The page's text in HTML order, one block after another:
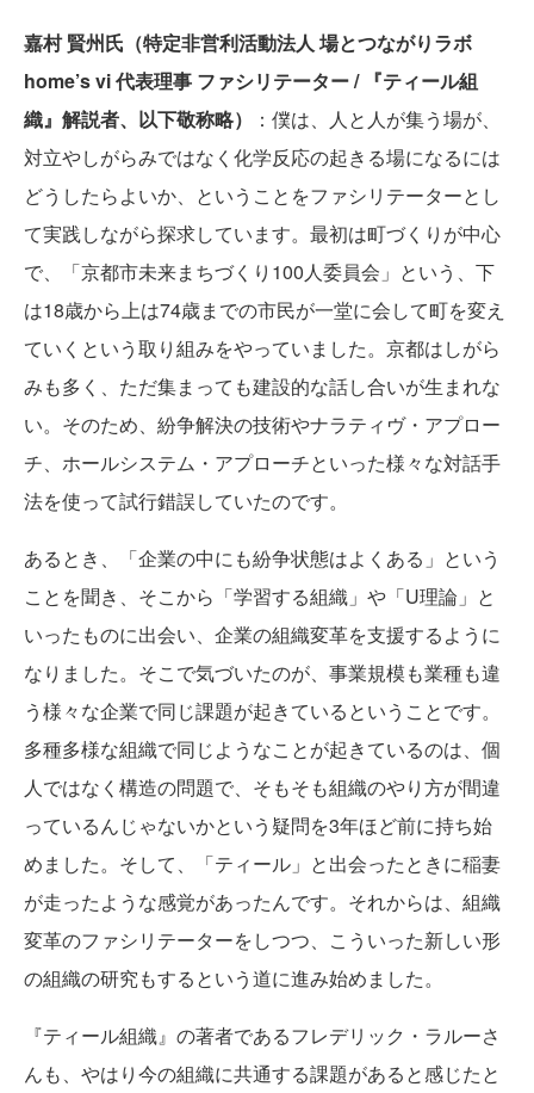
嘉村 賢州氏（特定非営利活動法人 場とつながりラボ
home’s vi 代表理事 ファシリテーター / 『ティール組
織』解説者、以下敬称略）
：僕は、人と人が集う場が、
対立やしがらみではなく化学反応の起きる場になるには
どうしたらよいか、ということをファシリテーターとし
て実践しながら探求しています。最初は町づくりが中心
で、「京都市未来まちづくり100人委員会」という、下
は18歳から上は74歳までの市民が一堂に会して町を変え
ていくという取り組みをやっていました。京都はしがら
みも多く、ただ集まっても建設的な話し合いが生まれな
い。そのため、紛争解決の技術やナラティヴ・アプロー
チ、ホールシステム・アプローチといった様々な対話手
法を使って試行錯誤していたのです。
あるとき、「企業の中にも紛争状態はよくある」という
ことを聞き、そこから「学習する組織」や「U理論」と
いったものに出会い、企業の組織変革を支援するように
なりました。そこで気づいたのが、事業規模も業種も違
う様々な企業で同じ課題が起きているということです。
多種多様な組織で同じようなことが起きているのは、個
人ではなく構造の問題で、そもそも組織のやり方が間違
っているんじゃないかという疑問を3年ほど前に持ち始
めました。そして、「ティール」と出会ったときに稲妻
が走ったような感覚があったんです。それからは、組織
変革のファシリテーターをしつつ、こういった新しい形
の組織の研究もするという道に進み始めました。
『ティール組織』の著者であるフレデリック・ラルーさ
んも、やはり今の組織に共通する課題があると感じたと